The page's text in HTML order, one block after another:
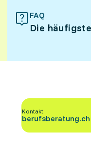
FAQ
Die
Kontakt